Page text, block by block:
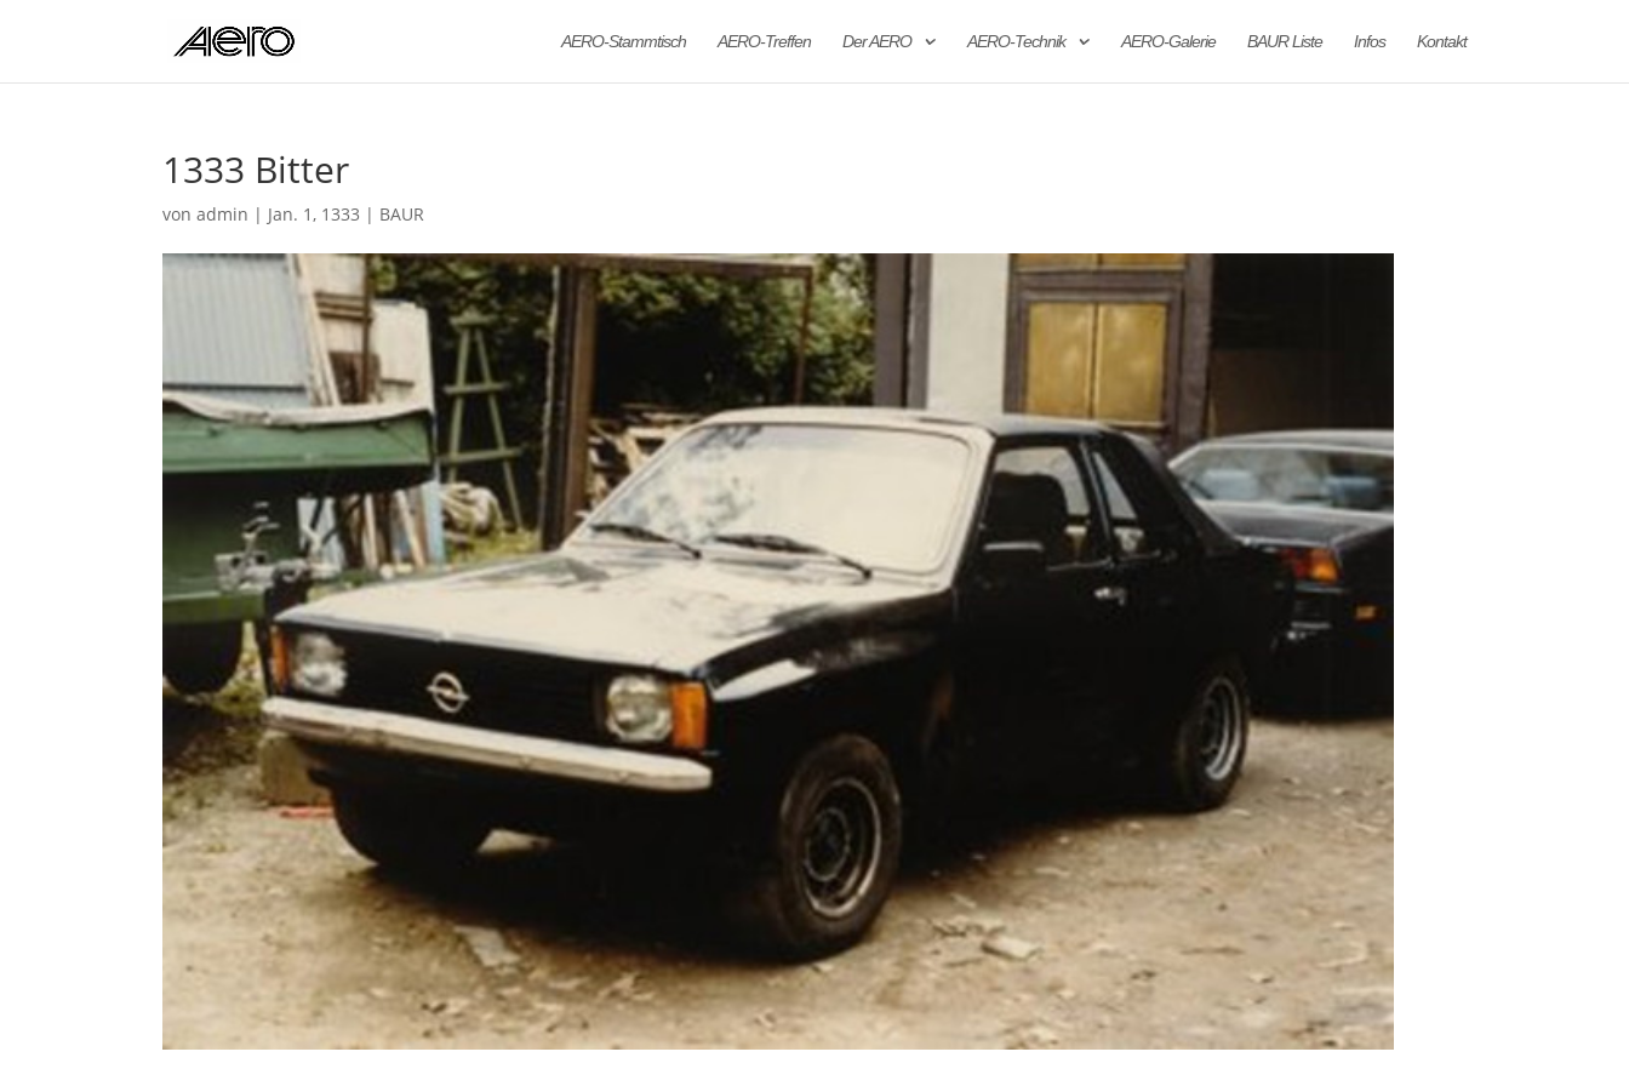
AERO-Stammtisch AERO-Treffen Der AERO AERO-Technik AERO-Galerie BAUR Liste Infos Kontakt
1333 Bitter
vonadmin | Jan. 1, 1333 | BAUR